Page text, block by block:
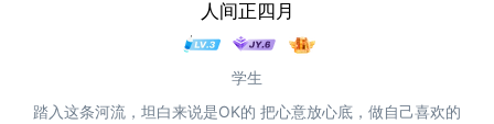
人间正四月
学生
踏入这条河流，坦白来说是OK的 把心意放心底，做自己喜欢的